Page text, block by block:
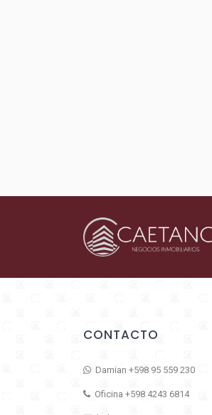
CONTACTO
Damian +598 95 559 230
Oficina +598 4243 6814